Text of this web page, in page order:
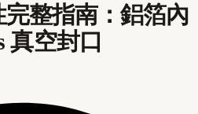
整指南：鋁箔內
真空封口